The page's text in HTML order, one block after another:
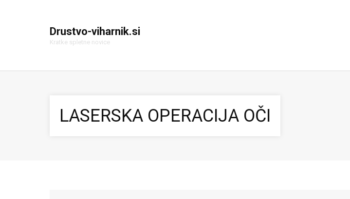
Drustvo-viharnik.si
Kratke spletne novice
LASERSKA OPERACIJA OČI